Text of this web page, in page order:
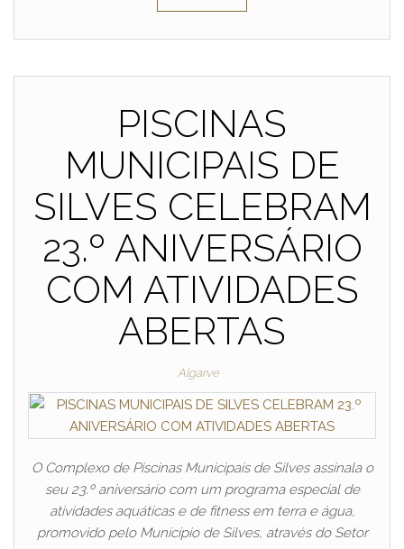
PISCINAS
MUNICIPAIS DE
SILVES CELEBRAM
23.º ANIVERSÁRIO
COM ATIVIDADES
ABERTAS
Algarve
O Complexo de Piscinas Municipais de Silves assinala o
seu 23.º aniversário com um programa especial de
atividades aquáticas e de fitness em terra e água,
promovido pelo Município de Silves, através do Setor